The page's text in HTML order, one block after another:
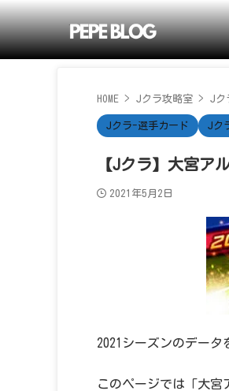
HOME > Jクラ攻略室 > Jク
Jクラ-選手カード Jク
【Jクラ】大宮ア
2021年5月2日
2021シーズンのデータ
このページでは「大宮